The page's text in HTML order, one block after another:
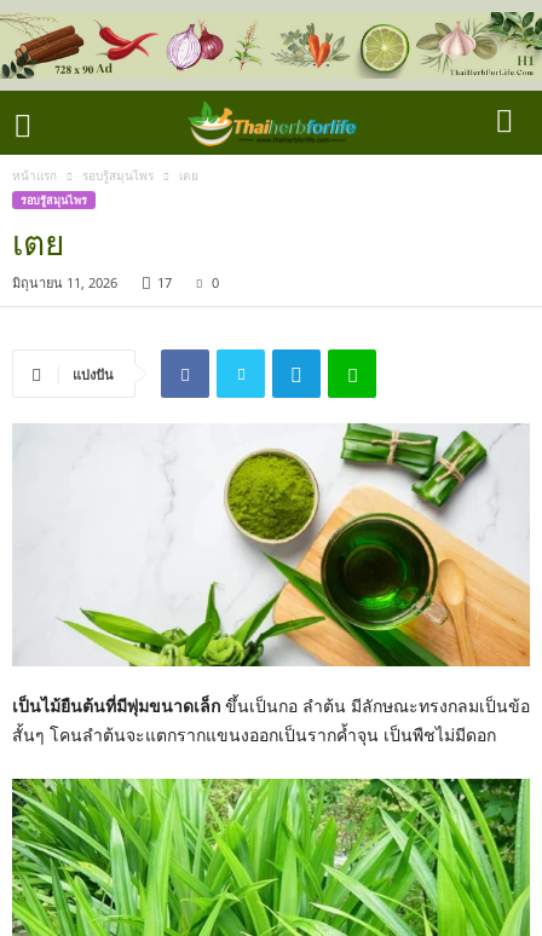
หน้าแรก รอบรู้สมุนไพร เตย
รอบรู้สมุนไพร
เตย
มิถุนายน 11, 2026 17 0
แบ่งปัน
เป็นไม้ยืนต้นที่มีพุ่มขนาดเล็ก ขึ้นเป็นกอ ลำต้น มีลักษณะทรงกลมเป็นข้อ
สั้นๆ โคนลำต้นจะแตกรากแขนงออกเป็นรากค้ำจุน เป็นพืชไม่มีดอก